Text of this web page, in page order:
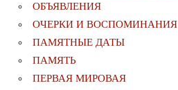
ОБЪЯВЛЕНИЯ
ОЧЕРКИ И ВОСПОМИНАНИЯ
ПАМЯТНЫЕ ДАТЫ
ПАМЯТЬ
ПЕРВАЯ МИРОВАЯ